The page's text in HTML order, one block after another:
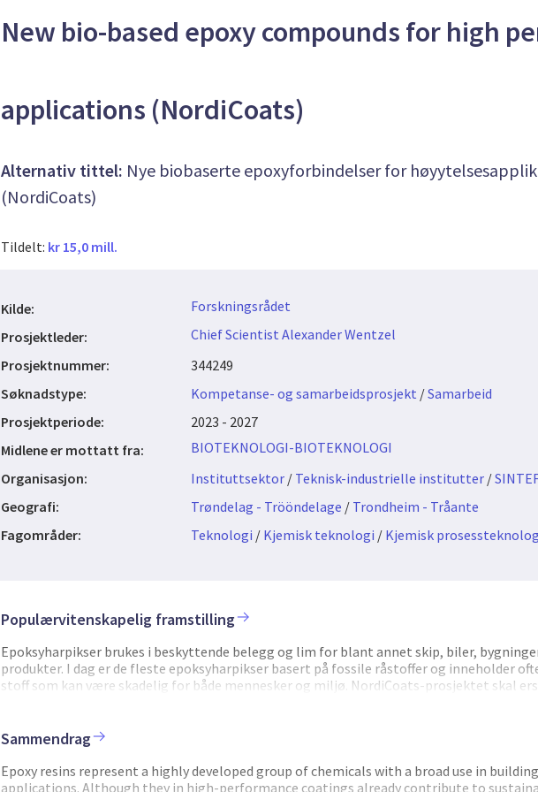
New bio-based epoxy compounds for high
applications (NordiCoats)
Alternativ tittel: Nye biobaserte epoxyforbindelser for
(NordiCoats)
Tildelt: kr 15,0 mill.
Kilde:
Forskningsrådet
Prosjektleder:
Chief Scientist Alexander Wentzel
Prosjektnummer:
344249
Søknadstype:
Kompetanse- og samarbeidsprosjekt /Samarbeid
Prosjektperiode:
2023 - 2027
Midlene er mottatt fra:
BIOTEKNOLOGI-BIOTEKNOLOGI
Organisasjon:
Instituttsektor/ Teknisk-industrielle institutter/
Geografi:
Trøndelag - Trööndelage / Trondheim - Tråante
Fagområder:
Teknologi / Kjemisk teknologi / Kjemisk
Populærvitenskapelig framstilling
Epoksyharpikser brukes i beskyttende belegg og lim for blant annet skip, biler,
produkter. I dag er de fleste epoksyharpikser basert på fossile råstoffer og inneholder
stoff som kan være skadelig for både mennesker og miljø. NordiCoats-prosjektet skal
av oljer og polymerer produsert av mikroorganismer, samt lignin fra trevirke. Disse
vist lovende resultater i tester for bruk i marine og industrielle belegg. Forskerne har
miljøvennlige produksjonsmetoder og gjennomført vurderinger for å sikre at de nye
bærekraftige gjennom hele livssyklusen. Gjennom å kombinere bioteknologi, grønn
Sammendrag
Epoxy resins represent a highly developed group of chemicals with a broad use in
applications. Although they in high-performance coatings already contribute to